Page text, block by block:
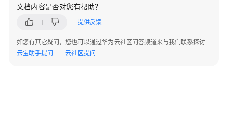
迁
同
步
文档内容是否对您有帮助？
提供反馈
如您有其它疑问，您也可以通过华为云社区问答频道来与我们联系探讨
云宝助手提问
云社区提问